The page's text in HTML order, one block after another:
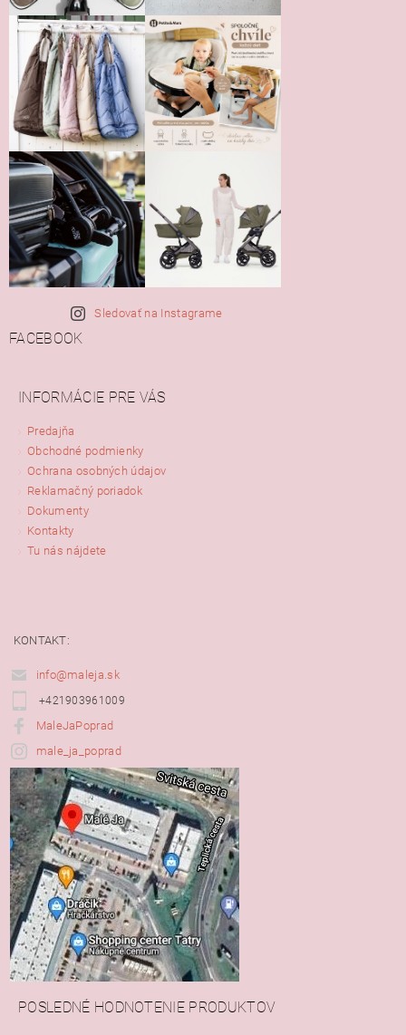
Sledovať na Instagrame
FACEBOOK
INFORMÁCIE PRE VÁS
Predajňa
Obchodné podmienky
Ochrana osobných údajov
Reklamačný poriadok
Dokumenty
Kontakty
Tu nás nájdete
KONTAKT:
info@maleja.sk
+421903961009
MaleJaPoprad
male_ja_poprad
POSLEDNÉ HODNOTENIE PRODUKTOV